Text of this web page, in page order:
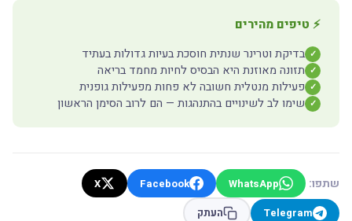
⚡ טיפים מהירים
✓ בדיקת וטרינר שנתית חוסכת בעיות גדולות בעתיד
✓ תזונה מאוזנת היא הבסיס לחיות מחמד בריאה
✓ פעילות מנטלית חשובה לא פחות מפעילות גופנית
✓ שימו לב לשינויים בהתנהגות — הם לרוב הסימן הראשון
שתפו: WhatsApp
Facebook
X
Telegram
העתק